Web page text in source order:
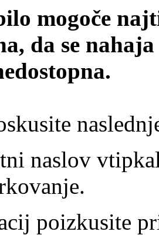
mogoče
da se
naslov
poizkusite